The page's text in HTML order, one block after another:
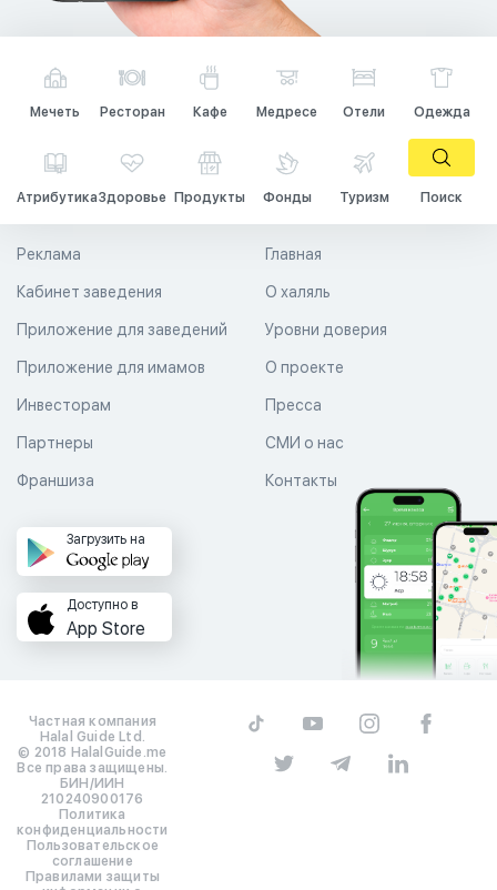
Мечеть Ресторан Кафе Медресе Отели Одежда
АтрибутикаЗдоровье Продукты Фонды Туризм Поиск
Главная
О халяль
Уровни доверия
Реклама
Кабинет заведения
Приложение для заведений
Приложение для имамов О проекте
Пресса
СМИ о нас
Контакты
Инвесторам
Партнеры
Франшиза
Загрузить на
Доступно в
App Store
Частная компания
Halal Guide Ltd.
© 2018 HalalGuide.me
Все права защищены.
БИН/ИИН
210240900176
Политика
конфиденциальности
Пользовательское
соглашение
Правилами защиты